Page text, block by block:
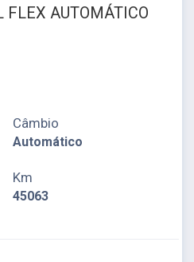
FLEX AUTOMÁTICO
Câmbio
Automático
Km
45063